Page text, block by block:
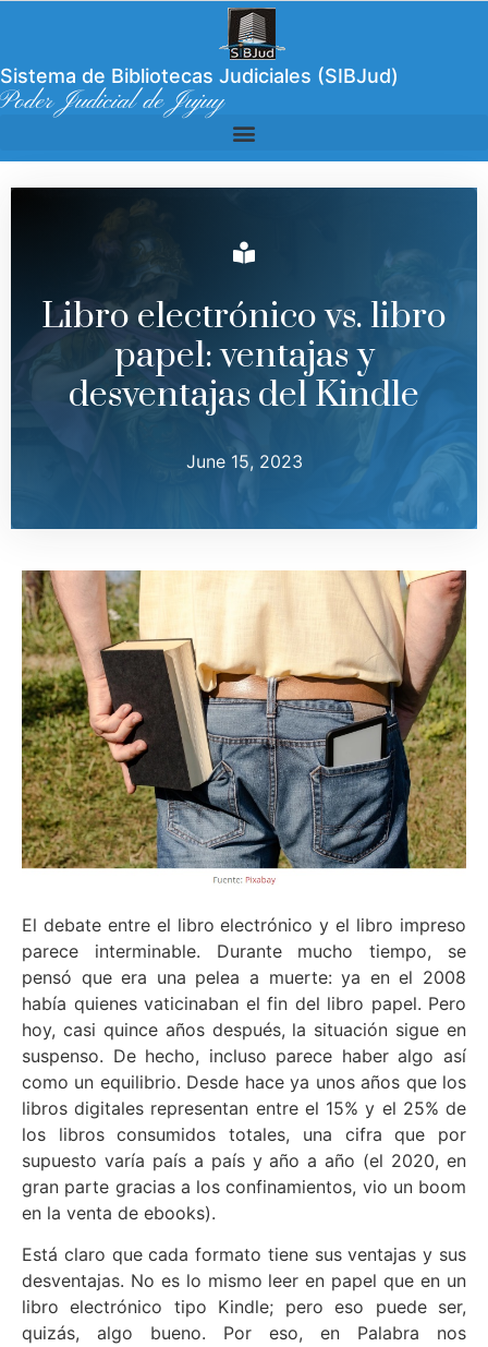
Sistema de Bibliotecas Judiciales (SIBJud)
Poder Judicial de Jujuy
Libro electrónico vs. libro
papel: ventajas y
desventajas del Kindle
June 15, 2023
El debate entre el libro electrónico y el libro impreso
parece interminable. Durante mucho tiempo, se
pensó que era una pelea a muerte: ya en el 2008
había quienes vaticinaban el fin del libro papel. Pero
hoy, casi quince años después, la situación sigue en
suspenso. De hecho, incluso parece haber algo así
como un equilibrio. Desde hace ya unos años que los
libros digitales representan entre el 15% y el 25% de
los libros consumidos totales, una cifra que por
supuesto varía país a país y año a año (el 2020, en
gran parte gracias a los confinamientos, vio un boom
en la venta de ebooks).
Está claro que cada formato tiene sus ventajas y sus
desventajas. No es lo mismo leer en papel que en un
libro electrónico tipo Kindle; pero eso puede ser,
quizás, algo bueno. Por eso, en Palabra nos